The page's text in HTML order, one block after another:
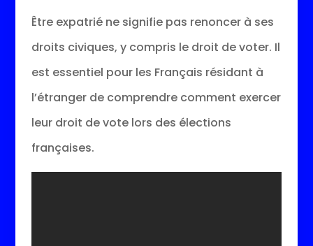
Être expatrié ne signifie pas renoncer à ses
droits civiques, y compris le droit de voter. Il
est essentiel pour les Français résidant à
l’étranger de comprendre comment exercer
leur droit de vote lors des élections
françaises.